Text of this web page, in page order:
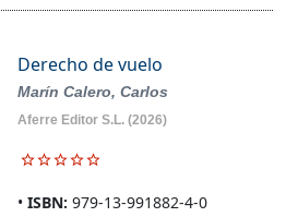
Derecho de vuelo
Marín Calero, Carlos
Aferre Editor S.L.(2026)
ISBN: 979-13-991882-4-0